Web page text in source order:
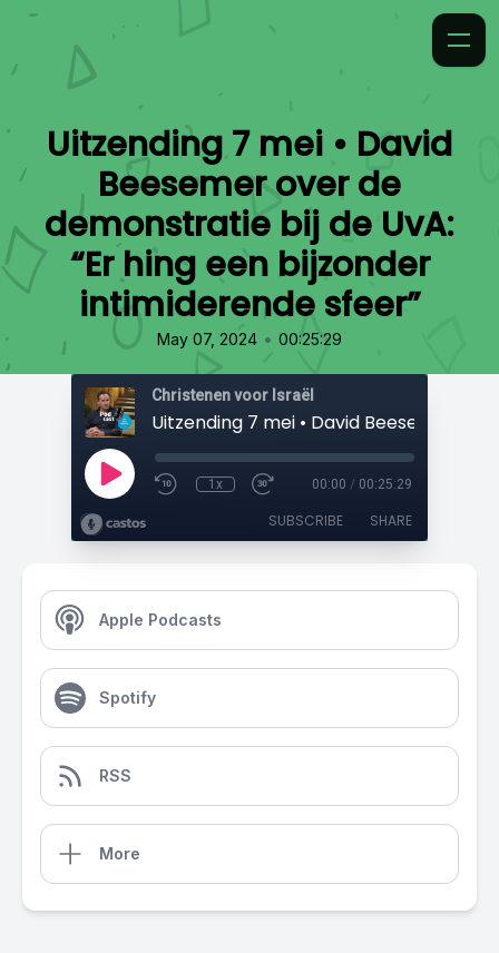
Uitzending 7 mei • David
Beesemer over de
demonstratie bij de UvA:
“Er hing een bijzonder
intimiderende sfeer”
May 07, 2024 • 00:25:29
Christenen voor Israël
1x 00:00 / 00:25:29
SUBSCRIBE SHARE
Apple Podcasts
Spotify
RSS
More